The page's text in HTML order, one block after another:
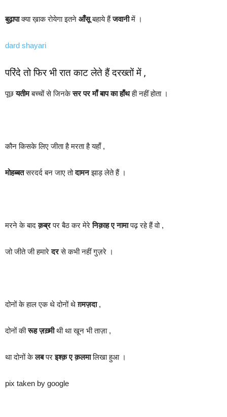
बुढ़ापाक्या ख़ाक रोयेगा इतने आँसूबहाये हैंजवानीमें ।
dard shayari
परिंदे तो फिर भी रात काट लेते हैं दरख्तों में ,
पूछयतीमबच्चों से जिनकेसर पर माँ बाप का हाँथही नहीं होता ।
कौन किसके लिए जीता है मरता है यहाँ ,
मोहब्बतसरदर्द बन जाए तोदामनझाड़ लेते हैं ।
मरने के बादक़ब्रपर बैठ कर मेरेनिक़ाह ए नामापढ़ रहे हैं वो ,
जो जीते जी हमारेदरसे कभी नहीं गुज़रे ।
दोनों के हाल एक थे दोनों थेग़मज़दा,
दोनों कीरूह ज़ख़्मीथी था खून भी ताज़ा ,
था दोनों केलबपरइश्क़ ए क़लमालिखा हुआ ।
pix taken by google